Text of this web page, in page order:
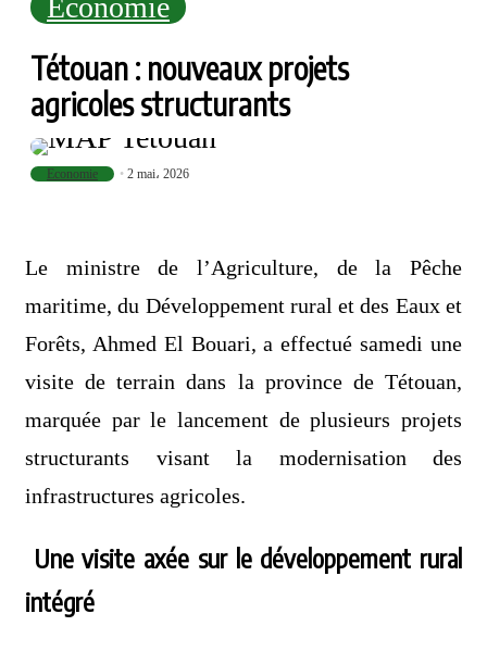
Economie
Tétouan : nouveaux projets
agricoles structurants
Economie 2 mai، 2026
Le ministre de l’Agriculture, de la Pêche
maritime, du Développement rural et des Eaux et
Forêts, Ahmed El Bouari, a effectué samedi une
visite de terrain dans la province de Tétouan,
marquée par le lancement de plusieurs projets
structurants visant la modernisation des
infrastructures agricoles.
Une visite axée sur le développement rural
intégré